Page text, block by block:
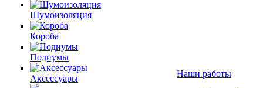
Шумоизоляция
Короба
Подиумы
Аксессуары
Наши работы